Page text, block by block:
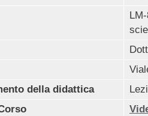
della didattica